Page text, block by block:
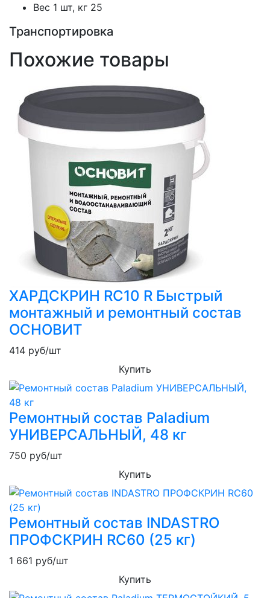
Вес 1 шт, кг 25
Транспортировка
Похожие товары
ХАРДСКРИН RC10 R Быстрый
монтажный и ремонтный состав
ОСНОВИТ
414 руб/шт
Купить
Ремонтный состав Paladium
УНИВЕРСАЛЬНЫЙ, 48 кг
750 руб/шт
Купить
Ремонтный состав INDASTRO
ПРОФСКРИН RC60 (25 кг)
1 661 руб/шт
Купить